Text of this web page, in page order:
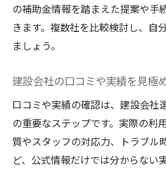
の補助金情報を踏まえた提案や手
きます。複数社を比較検討し、自
ましょう。
建設会社の口コミや実績を見極
口コミや実績の確認は、建設会社
の重要なステップです。実際の利
質やスタッフの対応力、トラブル
ど、公式情報だけでは分からない